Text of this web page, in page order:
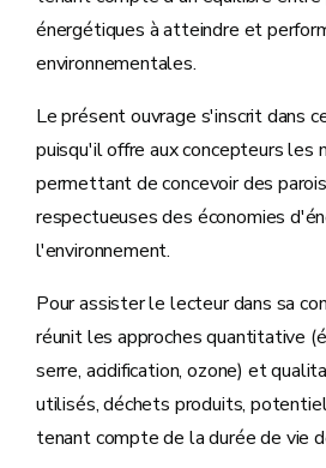
énergétiques à atteindre et
environnementales.
Le présent ouvrage s'inscrit dans
puisqu'il offre aux concepteurs les
permettant de concevoir des
respectueuses des économies
l'environnement.
Pour assister le lecteur dans sa
réunit les approches quantitative
serre, acidification, ozone) et
utilisés, déchets produits,
tenant compte de la durée de vie